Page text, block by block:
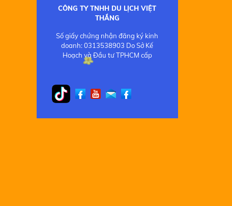
CÔNG TY TNHH DU LỊCH VIỆT
THẮNG
Số giấy chứng nhận đăng ký kinh
doanh: 0313538903 Do Sở Kế
Hoạch và Đầu tư TPHCM cấp